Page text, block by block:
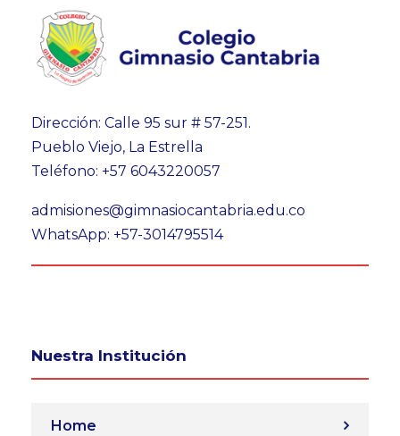
Dirección: Calle 95 sur # 57-251.
Pueblo Viejo, La Estrella
Teléfono: +57 6043220057
admisiones@gimnasiocantabria.edu.co
WhatsApp: +57-3014795514
Nuestra Institución
Home